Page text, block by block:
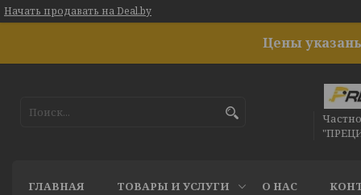
Начать продавать на Deal.by
Цены
ГЛАВНАЯ ТОВАРЫ И УСЛУГИ О НАС